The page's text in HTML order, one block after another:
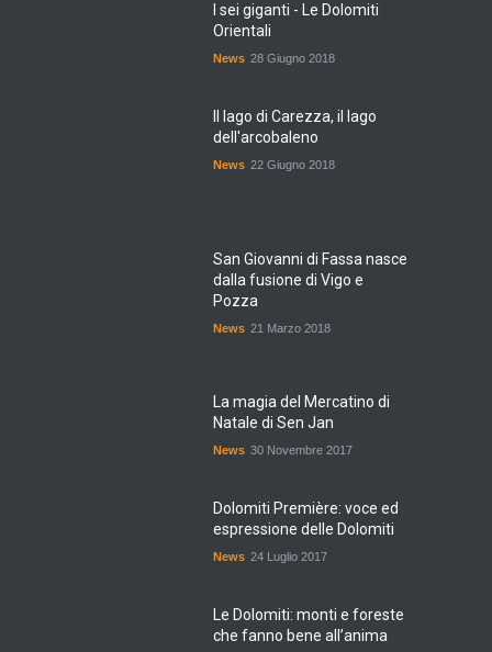
I sei giganti - Le Dolomiti
Orientali
News 28 Giugno 2018
Il lago di Carezza, il lago
dell'arcobaleno
News 22 Giugno 2018
San Giovanni di Fassa nasce
dalla fusione di Vigo e
Pozza
News 21 Marzo 2018
La magia del Mercatino di
Natale di Sen Jan
News 30 Novembre 2017
Dolomiti Première: voce ed
espressione delle Dolomiti
News 24 Luglio 2017
Le Dolomiti: monti e foreste
che fanno bene all’anima